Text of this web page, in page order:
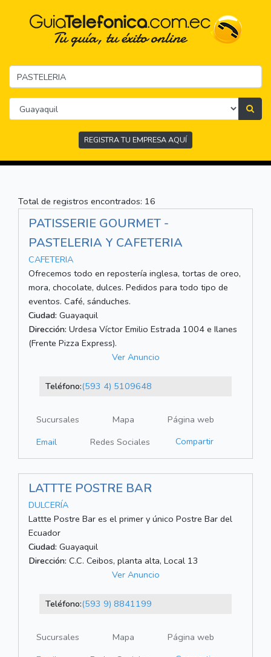
REGISTRA TU EMPRESA AQUÍ
Total de registros encontrados: 16
PATISSERIE GOURMET -
PASTELERIA Y CAFETERIA
CAFETERIA
Ofrecemos todo en repostería inglesa, tortas de oreo,
mora, chocolate, dulces. Pedidos para todo tipo de
eventos. Café, sánduches.
Ciudad: Guayaquil
Dirección: Urdesa Víctor Emilio Estrada 1004 e Ilanes
(Frente Pizza Express).
Ver Anuncio
Teléfono:(593 4) 5109648
Sucursales Mapa
Página web
Email
Redes Sociales Compartir
LATTTE POSTRE BAR
DULCERÍA
Lattte Postre Bar es el primer y único Postre Bar del
Ecuador
Ciudad: Guayaquil
Dirección: C.C. Ceibos, planta alta, Local 13
Ver Anuncio
Teléfono:(593 9) 8841199
Sucursales Mapa
Página web